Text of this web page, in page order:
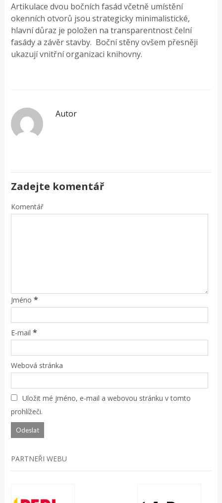
Artikulace dvou bočních fasád včetně umístění
okenních otvorů jsou strategicky minimalistické,
hlavní důraz je položen na transparentnost čelní
fasády a závěr stavby. Boční stěny ovšem přesněji
ukazují vnitřní organizaci knihovny.
Autor
Zadejte komentář
Komentář
Jméno *
E-mail *
Webová stránka
Uložit mé jméno, e-mail a webovou stránku v tomto
prohlížeči.
PARTNEŘI WEBU